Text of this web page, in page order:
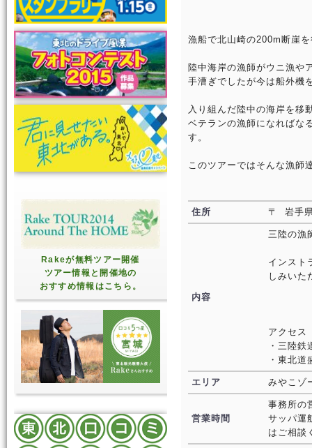
Rakeが無料ツアー開催
ツアー情報と開催地の
おすすめ情報はこちら。
漁船で北山崎の200m断崖
陸中海岸の漁師がウニ漁や
手漕ぎでしたが今は船外機
入り組んだ陸中の海岸を移
ベテランの漁師になればな
す。
このツアーではそんな漁師
住所 〒 岩手
内容
三陸の漁
インスト
しみいた
アクセス
・三陸
・東北
エリア みやこゾ
営業時間
事務所の
サッパ運
はご相談